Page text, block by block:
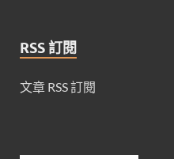
RSS 訂閱
文章 RSS 訂閱